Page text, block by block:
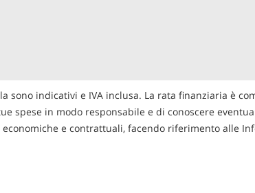
indicativi e IVA inclusa. La rata finanziaria è
spese in modo responsabile e di conoscere
e contrattuali, facendo riferimento alle